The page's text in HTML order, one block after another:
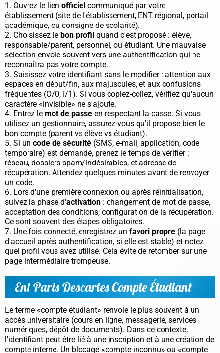
Ouvrez le lien officiel communiqué par votre
établissement (site de l'établissement, ENT régional, portail
académique, ou consigne de scolarité).
Choisissez le bon profil quand c'est proposé : élève,
responsable/parent, personnel, ou étudiant. Une mauvaise
sélection envoie souvent vers une authentification qui ne
reconnaîtra pas votre compte.
Saisissez votre identifiant sans le modifier : attention aux
espaces en début/fin, aux majuscules, et aux confusions
fréquentes (O/0, I/1). Si vous copiez-collez, vérifiez qu'aucun
caractère «invisible» ne s'ajoute.
Entrez le mot de passe en respectant la casse. Si vous
utilisez un gestionnaire, assurez-vous qu'il propose bien le
bon compte (parent vs élève vs étudiant).
Si un code de sécurité (SMS, e-mail, application, code
temporaire) est demandé, prenez le temps de vérifier :
réseau, dossiers spam/indésirables, et adresse de
récupération. Attendez quelques minutes avant de renvoyer
un code.
Lors d'une première connexion ou après réinitialisation,
suivez la phase d'activation : changement de mot de passe,
acceptation des conditions, configuration de la récupération.
Ce sont souvent des étapes obligatoires.
Une fois connecté, enregistrez un favori propre (la page
d'accueil après authentification, si elle est stable) et notez
quel profil vous avez utilisé. Cela évite de retomber sur une
page intermédiaire trompeuse.
Ent Paris Descartes Compte Étudiant
Le terme «compte étudiant» renvoie le plus souvent à un
accès universitaire (cours en ligne, messagerie, services
numériques, dépôt de documents). Dans ce contexte,
l'identifiant peut être lié à une inscription et à une création de
compte interne. Un blocage «compte inconnu» ou «compte